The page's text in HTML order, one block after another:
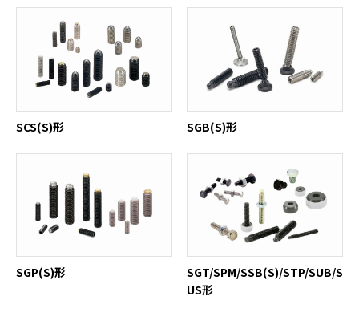
SCS(S)形 SGB(S)形
SGP(S)形
SGT/SPM/SSB(S)/STP/SUB/S
US形